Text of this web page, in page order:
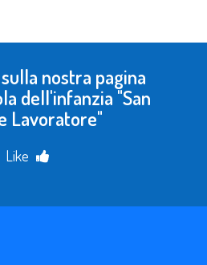
nostra pagina
dell'infanzia "San
Lavoratore"
Like